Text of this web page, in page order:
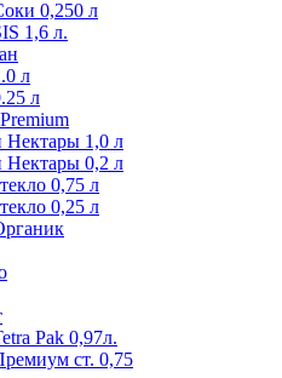
0,250 л
1,6 л.
л
л
Нектары 1,0 л
Нектары 0,2 л
0,75 л
0,25 л
Pak 0,97л.
ст. 0,75